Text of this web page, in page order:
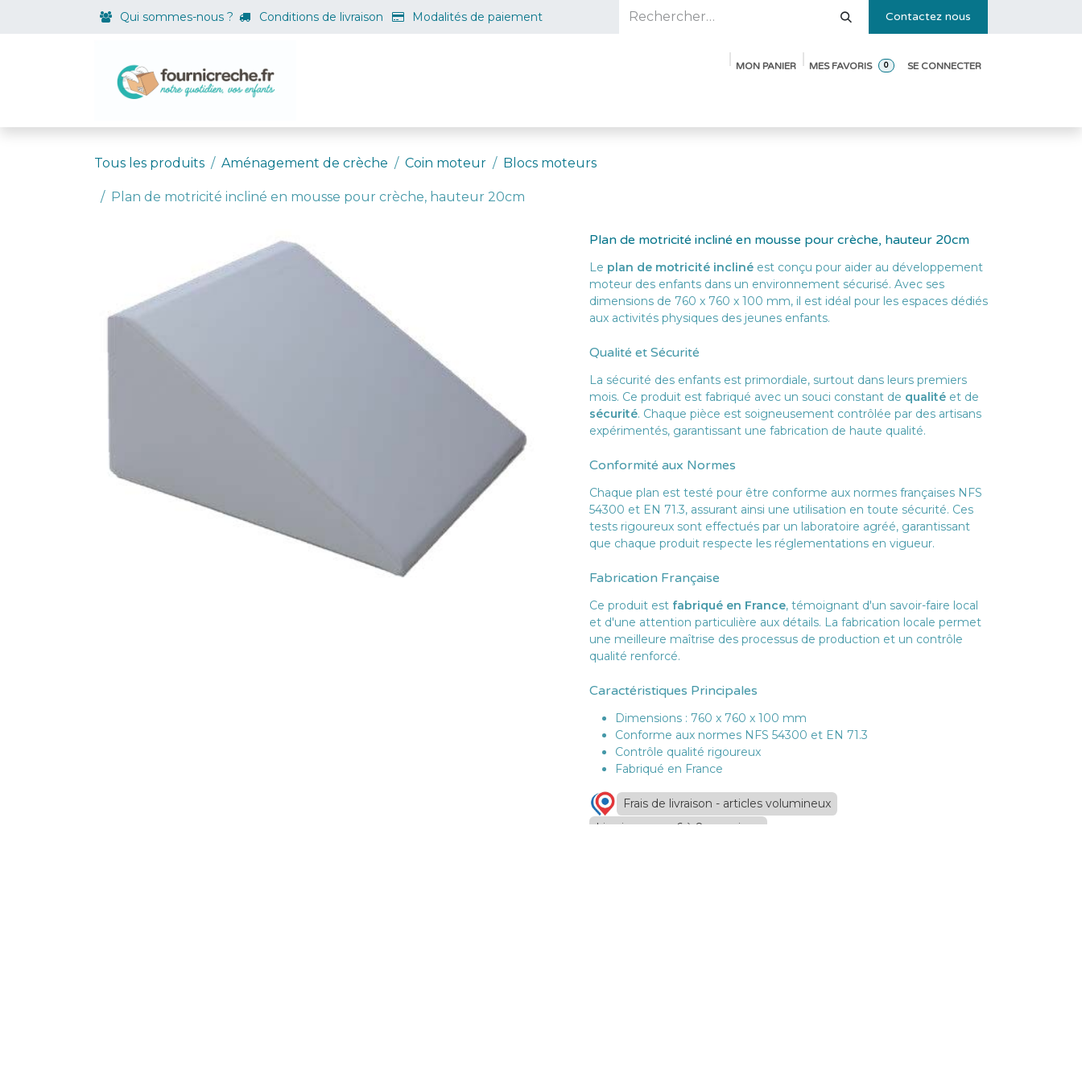
Se rendre au contenuQui sommes-nous ? Conditions de livraison Modalités de paiement Contactez nous
MON PANIER 0
MES FAVORIS SE CONNECTER
Tous les produits Aménagement de crèche Coin moteur Blocs moteurs
Plan de motricité incliné en mousse pour crèche, hauteur 20cm
Plan de motricité incliné en mousse pour crèche, hauteur 20cm
Le plan de motricité incliné est conçu pour aider au développement
moteur des enfants dans un environnement sécurisé. Avec ses
dimensions de 760 x 760 x 100 mm, il est idéal pour les espaces dédiés
aux activités physiques des jeunes enfants.
Qualité et Sécurité
La sécurité des enfants est primordiale, surtout dans leurs premiers
mois. Ce produit est fabriqué avec un souci constant de qualité et de
sécurité. Chaque pièce est soigneusement contrôlée par des artisans
expérimentés, garantissant une fabrication de haute qualité.
Conformité aux Normes
Chaque plan est testé pour être conforme aux normes françaises NFS
54300 et EN 71.3, assurant ainsi une utilisation en toute sécurité. Ces
tests rigoureux sont effectués par un laboratoire agréé, garantissant
que chaque produit respecte les réglementations en vigueur.
Fabrication Française
Ce produit est fabriqué en France, témoignant d'un savoir-faire local
et d'une attention particulière aux détails. La fabrication locale permet
une meilleure maîtrise des processus de production et un contrôle
qualité renforcé.
Caractéristiques Principales
Dimensions : 760 x 760 x 100 mm
Conforme aux normes NFS 54300 et EN 71.3
Contrôle qualité rigoureux
Fabriqué en France
Frais de livraison - articles volumineux
Livraison sous 6 à 8 semaines
Contactez-nous
04.74.72.99.85
Généré par - Le #1